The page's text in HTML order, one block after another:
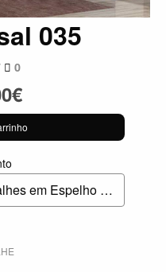
035
0
Lacado Mate Branco c/ Detalhes em Espelho e Estofo Castanho e Pérola.